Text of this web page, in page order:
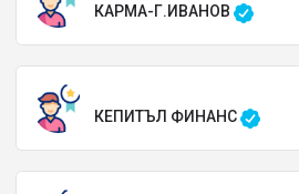
КАРМА-Г.ИВАНОВ
КЕПИТЪЛ ФИНАНС